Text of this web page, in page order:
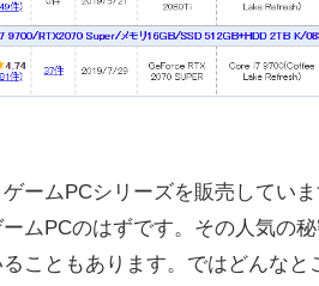
ームPCシリーズを販売していま
ムPCのはずです。その人気の
こともあります。ではどんな